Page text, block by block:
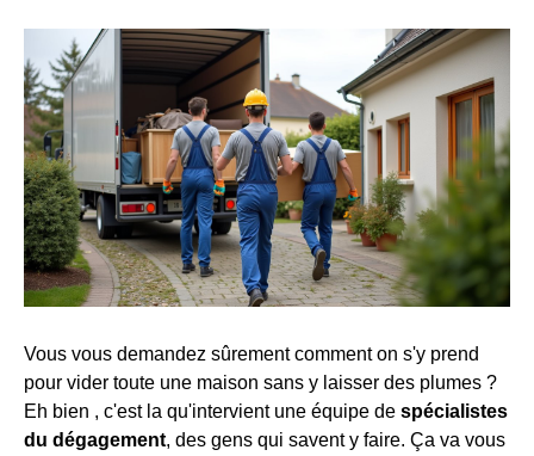
Vous vous demandez sûrement comment on s'y prend
pour vider toute une maison sans y laisser des plumes ?
Eh bien , c'est la qu'intervient une équipe de spécialistes
du dégagement, des gens qui savent y faire. Ça va vous